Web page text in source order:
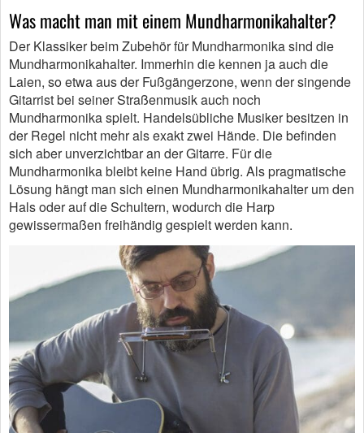
Was macht man mit einem Mundharmonikahalter?
Der Klassiker beim Zubehör für Mundharmonika sind die
Mundharmonikahalter. Immerhin die kennen ja auch die
Laien, so etwa aus der Fußgängerzone, wenn der singende
Gitarrist bei seiner Straßenmusik auch noch
Mundharmonika spielt. Handelsübliche Musiker besitzen in
der Regel nicht mehr als exakt zwei Hände. Die befinden
sich aber unverzichtbar an der Gitarre. Für die
Mundharmonika bleibt keine Hand übrig. Als pragmatische
Lösung hängt man sich einen Mundharmonikahalter um den
Hals oder auf die Schultern, wodurch die Harp
gewissermaßen freihändig gespielt werden kann.